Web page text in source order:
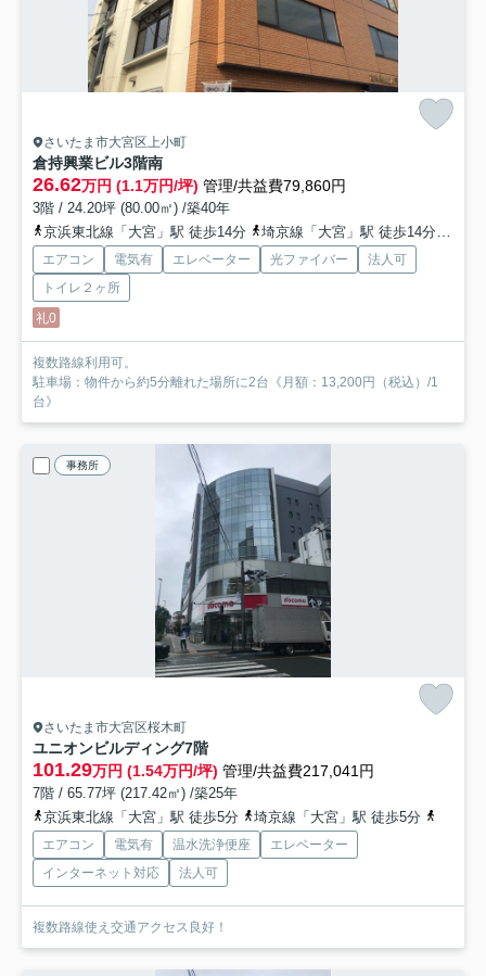
さいたま市大宮区上小町
倉持興業ビル3階南
26.62万円 (1.1万円/坪) 管理/共益費79,860円
3階 / 24.20坪 (80.00㎡) /築40年
京浜東北線「大宮」駅 徒歩14分
埼京線「大宮」駅 徒歩14分
エアコン 電気有 エレベーター 光ファイバー
法人可
トイレ２ヶ所
礼0
複数路線利用可。
駐車場：物件から約5分離れた場所に2台《月額：13,200円（税込）/1
台》
事務所
さいたま市大宮区桜木町
ユニオンビルディング7階
101.29万円 (1.54万円/坪) 管理/共益費217,041円
7階 / 65.77坪 (217.42㎡) /築25年
京浜東北線「大宮」駅 徒歩5分
埼京線「大宮」駅 徒歩5分
エアコン 電気有 温水洗浄便座
エレベーター
インターネット対応
法人可
複数路線使え交通アクセス良好！